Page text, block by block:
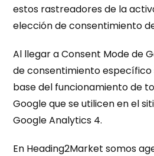
estos rastreadores de la
elección de consentimiento
Al llegar a Consent Mode de
de consentimiento
base del funcionamiento de
Google que se utilicen en el
Google Analytics 4.
En Heading2Market somos